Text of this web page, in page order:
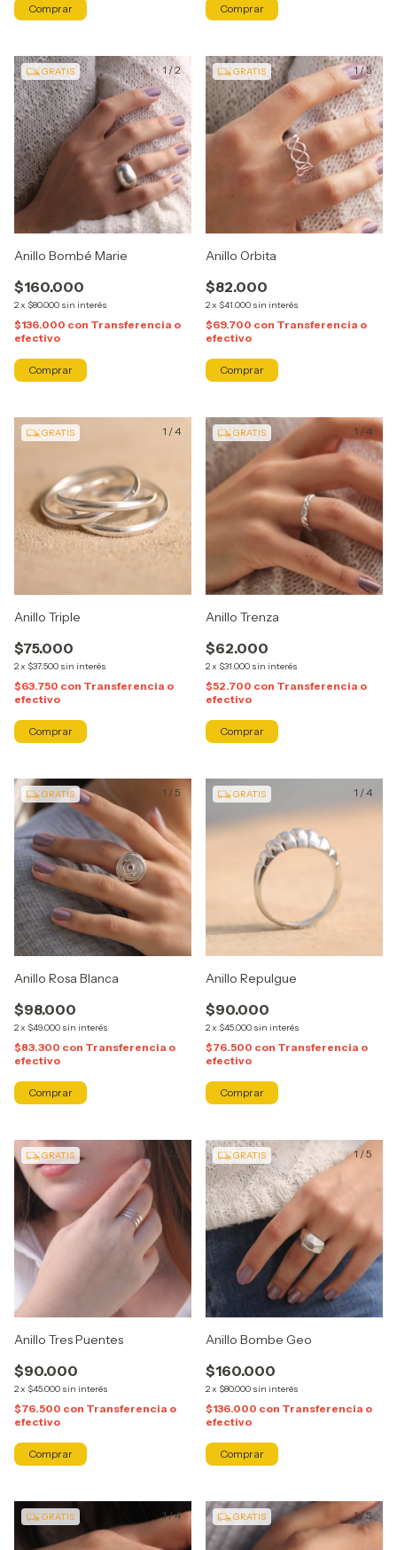
Comprar
1/2
GRATIS
Anillo Bombé Marie
$160.000
2x $80.000 sin interés
$136.000 con Transferencia o
efectivo
Comprar
1/5
GRATIS
Anillo Orbita
$82.000
2x $41.000 sin interés
$69.700 con Transferencia o
efectivo
Comprar
1 /4
GRATIS
Anillo Triple
$75.000
2x $37.500 sin interés
$63.750 con Transferencia o
efectivo
Comprar
1 /4
GRATIS
Anillo Trenza
$62.000
2x $31.000 sin interés
$52.700 con Transferencia o
efectivo
Comprar
1 /5
GRATIS
Anillo Rosa Blanca
$98.000
2x $49.000 sin interés
$83.300 con Transferencia o
efectivo
Comprar
1 /4
GRATIS
Anillo Repulgue
$90.000
2x $45.000 sin interés
$76.500 con Transferencia o
efectivo
Comprar
1 / 5
GRATIS
Anillo Tres Puentes
$90.000
2x $45.000 sin interés
$76.500 con Transferencia o
efectivo
Comprar
1/5
GRATIS
Anillo Bombe Geo
$160.000
2x $80.000 sin interés
$136.000 con Transferencia o
efectivo
Comprar
1/4
GRATIS 1/5
GRATIS